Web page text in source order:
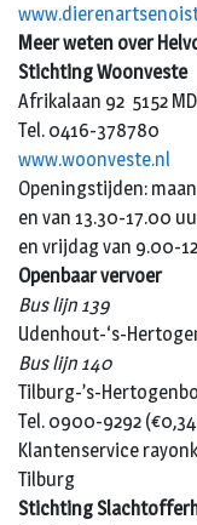
Meer weten over
Stichting Woonveste
Afrikalaan 92 5152
Tel. 0416-378780
www.woonveste.nl
Openingstijden:
en van 13.30-17.00
en vrijdag van 9.00-
Openbaar vervoer
Bus lijn 139
Udenhout-‘s-
Bus lijn 140
Tilburg-’s-
Tel. 0900-9292
Klantenservice
Tilburg
Stichting